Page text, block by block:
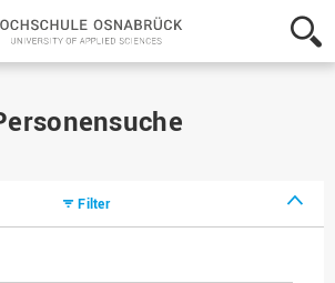
Hochschule
Osnabrück
-
Filter